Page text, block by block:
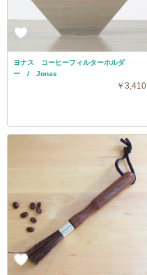
ヨナス コーヒーフィルターホルダ
ー / Jonas
￥3,410